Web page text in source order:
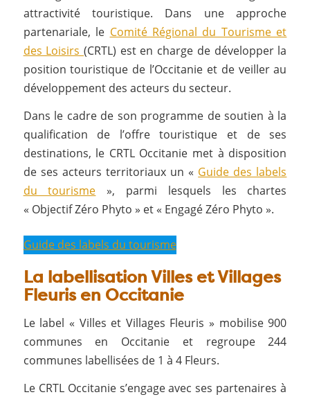
attractivité touristique. Dans une approche
partenariale, le Comité Régional du Tourisme et
des Loisirs(CRTL) est en charge de développer la
position touristique de l’Occitanie et de veiller au
développement des acteurs du secteur.
Dans le cadre de son programme de soutien à la
qualification de l’offre touristique et de ses
destinations, le CRTL Occitanie met à disposition
de ses acteurs territoriaux un « Guide des labels
du tourisme », parmi lesquels les chartes
« Objectif Zéro Phyto » et « Engagé Zéro Phyto ».
Guide des labels du tourisme
La labellisation Villes et Villages
Fleuris en Occitanie
Le label « Villes et Villages Fleuris » mobilise 900
communes en Occitanie et regroupe 244
communes labellisées de 1 à 4 Fleurs.
Le CRTL Occitanie s’engage avec ses partenaires à